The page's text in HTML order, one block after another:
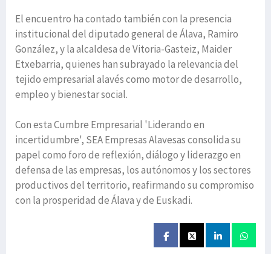
El encuentro ha contado también con la presencia
institucional del diputado general de Álava, Ramiro
González, y la alcaldesa de Vitoria-Gasteiz, Maider
Etxebarria, quienes han subrayado la relevancia del
tejido empresarial alavés como motor de desarrollo,
empleo y bienestar social.
Con esta Cumbre Empresarial 'Liderando en
incertidumbre', SEA Empresas Alavesas consolida su
papel como foro de reflexión, diálogo y liderazgo en
defensa de las empresas, los autónomos y los sectores
productivos del territorio, reafirmando su compromiso
con la prosperidad de Álava y de Euskadi.